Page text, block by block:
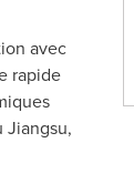
avec
rapide
Jiangsu,